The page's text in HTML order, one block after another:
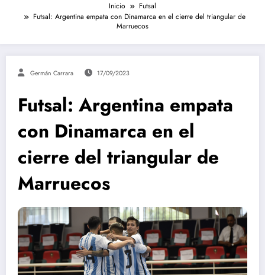
Inicio
Futsal
Futsal: Argentina empata con Dinamarca en el cierre del triangular de
Marruecos
Germán Carrara 17/09/2023
Futsal: Argentina empata
con Dinamarca en el
cierre del triangular de
Marruecos